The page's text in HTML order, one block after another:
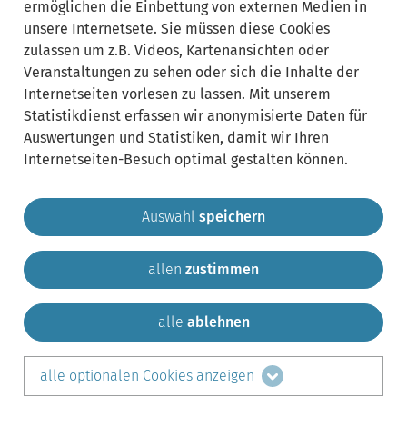
Gemeinde Krailling Impressum
Sitemap
Kontakt
teilen auf:
LinkedIn
ermöglichen die Einbettung von externen Medien in
unsere Internetsete. Sie müssen diese Cookies
zulassen um z.B. Videos, Kartenansichten oder
Veranstaltungen zu sehen oder sich die Inhalte der
Internetseiten vorlesen zu lassen. Mit unserem
Statistikdienst erfassen wir anonymisierte Daten für
Auswertungen und Statistiken, damit wir Ihren
Internetseiten-Besuch optimal gestalten können.
Auswahl speichern
allen zustimmen
alle ablehnen
alle optionalen Cookies anzeigen